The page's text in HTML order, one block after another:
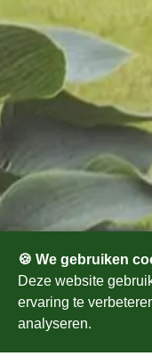
Jaarrond
Altijd een
tuinstijlen
Zakelijk en
Altijd
🍪 We gebruiken
Deze website
ervaring te
analyseren.